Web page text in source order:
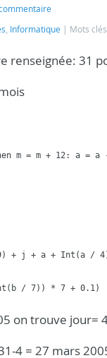
, Informatique Mots
renseignée: 31
m = m + 12: a = a
+ j + a + Int(a /
/ 7)) * 7 + 0.1)
on trouve jour=
4 = 27 mars